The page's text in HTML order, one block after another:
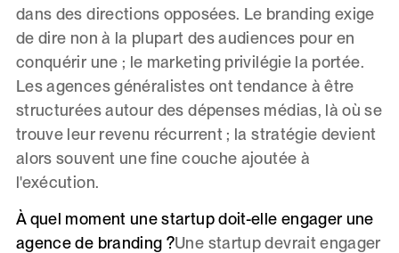
dans des directions opposées. Le branding exige
de dire non à la plupart des audiences pour en
conquérir une ; le marketing privilégie la portée.
Les agences généralistes ont tendance à être
structurées autour des dépenses médias, là où se
trouve leur revenu récurrent ; la stratégie devient
alors souvent une fine couche ajoutée à
l'exécution.
À quel moment une startup doit-elle engager une
agence de branding ?Une startup devrait engager